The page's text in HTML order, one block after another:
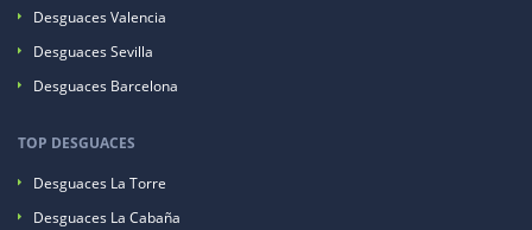
Desguaces Valencia
Desguaces Sevilla
Desguaces Barcelona
TOP DESGUACES
Desguaces La Torre
Desguaces La Cabaña